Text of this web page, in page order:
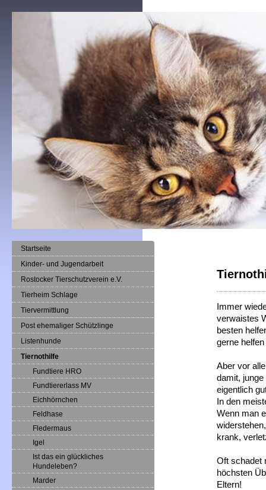
Immer
verwaistes
besten
gerne
Aber vor
damit, junge
eigentlich
In den
Wenn man
krank,
Oft schadet
höchsten
Eltern!
Startseite
Kinder- und Jugendarbeit
Rostocker Tierschutzverein e.V.
Tierheim Schlage
Tiervermittlung
Post ehemaliger Schützlinge
Listenhunde
Tiernothilfe
Fundtiere HRO
Fundtiererlass MV
Eichhörnchen
Feldhase
Fledermaus
Igel
Ist das ein glückliches
Hundeleben?
Marder